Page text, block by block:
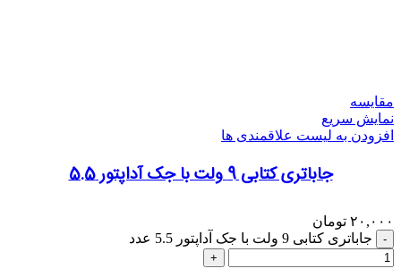
مقایسه
نمایش سریع
افزودن به لیست علاقمندی ها
جاباتری کتابی 9 ولت با جک آداپتور 5.5
۲۰,۰۰۰ تومان
جاباتری کتابی 9 ولت با جک آداپتور 5.5 عدد